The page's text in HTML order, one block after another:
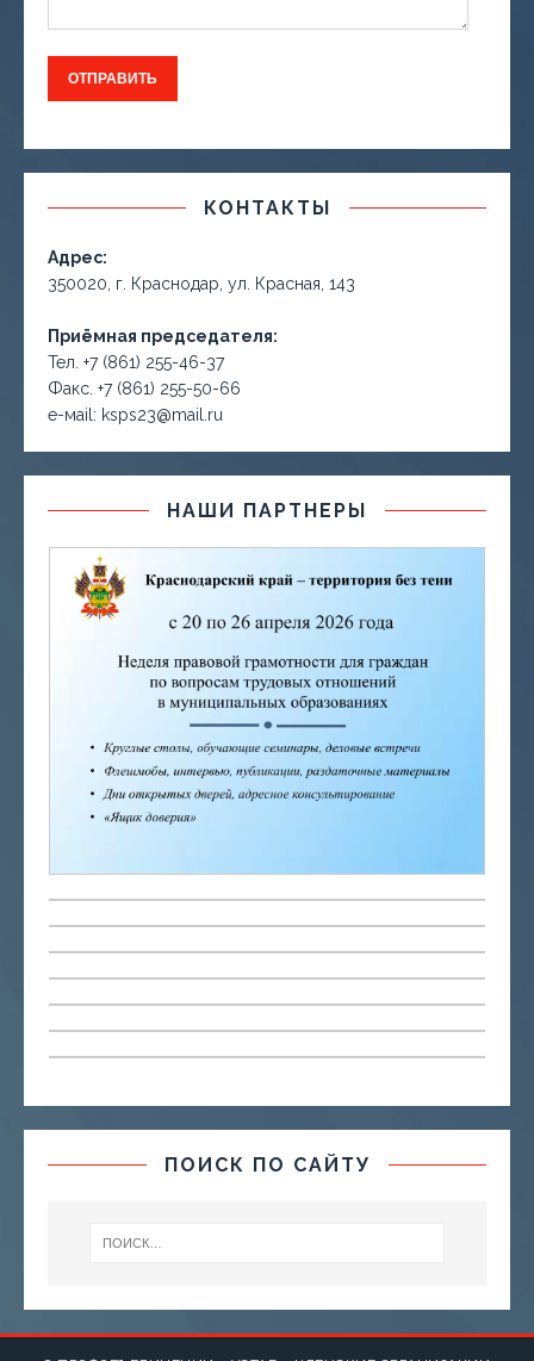
КОНТАКТЫ
Адрес:
350020, г. Краснодар, ул. Красная, 143
Приёмная председателя:
Тел. +7 (861) 255-46-37
Факс. +7 (861) 255-50-66
е-маil: ksps23@mail.ru
НАШИ ПАРТНЕРЫ
ПОИСК ПО САЙТУ